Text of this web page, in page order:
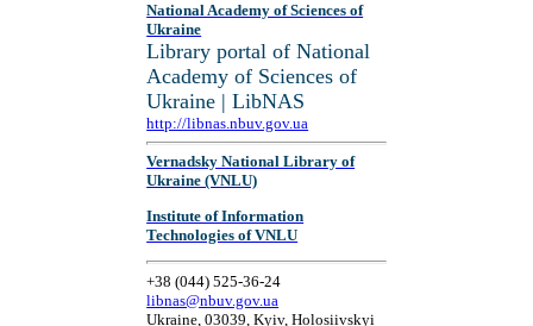
National Academy of Sciences of
Ukraine
Library portal of National
Academy of Sciences of
Ukraine | LibNAS
http://libnas.nbuv.gov.ua
Vernadsky National Library of
Ukraine (VNLU)
Institute of Information
Technologies of VNLU
+38 (044) 525-36-24
libnas@nbuv.gov.ua
Ukraine, 03039, Kyiv, Holosiivskyi